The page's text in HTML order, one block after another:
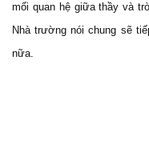
mối quan hệ giữa thầy và
Nhà trường nói chung sẽ
nữa.